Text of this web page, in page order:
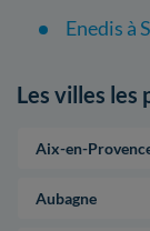
Enedis à
Les villes les
Aix-en-
Aubagne